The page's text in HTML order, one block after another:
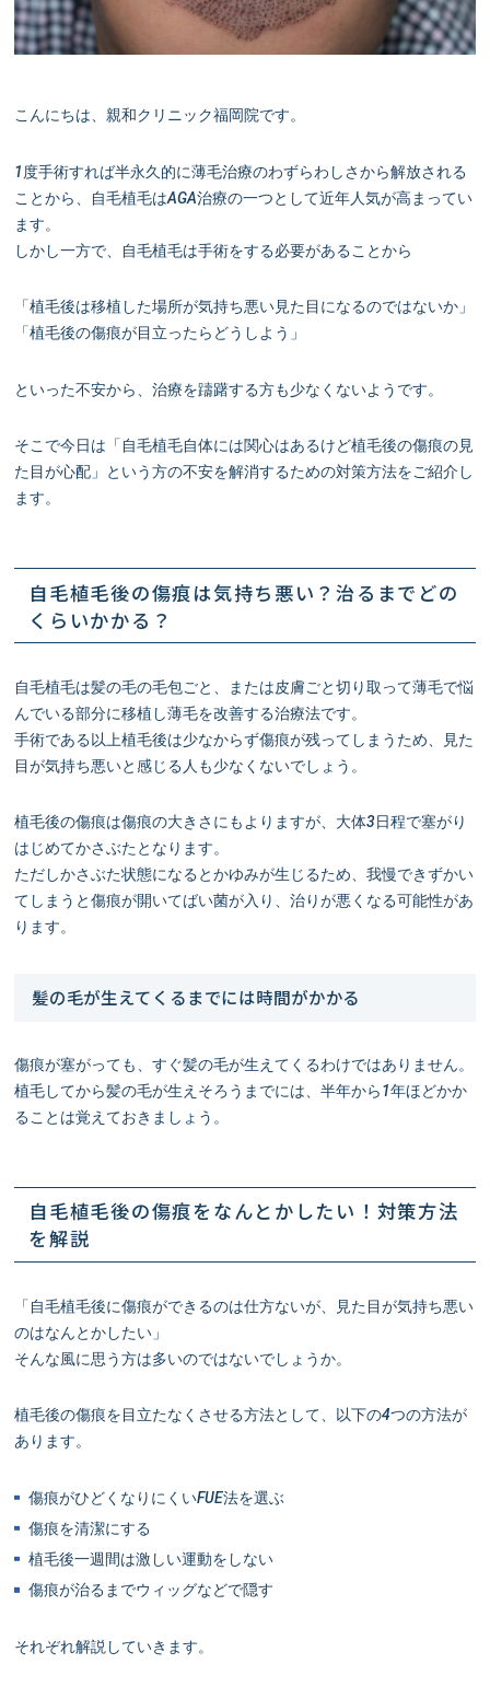
こんにちは、親和クリニック福岡院です。
1度手術すれば半永久的に薄毛治療のわずらわしさから解放される
ことから、自毛植毛はAGA治療の一つとして近年人気が高まってい
ます。
しかし一方で、自毛植毛は手術をする必要があることから
「植毛後は移植した場所が気持ち悪い見た目になるのではないか」
「植毛後の傷痕が目立ったらどうしよう」
といった不安から、治療を躊躇する方も少なくないようです。
そこで今日は「自毛植毛自体には関心はあるけど植毛後の傷痕の見
た目が心配」という方の不安を解消するための対策方法をご紹介し
ます。
自毛植毛後の傷痕は気持ち悪い？治るまでどの
くらいかかる？
自毛植毛は髪の毛の毛包ごと、または皮膚ごと切り取って薄毛で悩
んでいる部分に移植し薄毛を改善する治療法です。
手術である以上植毛後は少なからず傷痕が残ってしまうため、見た
目が気持ち悪いと感じる人も少なくないでしょう。
植毛後の傷痕は傷痕の大きさにもよりますが、大体3日程で塞がり
はじめてかさぶたとなります。
ただしかさぶた状態になるとかゆみが生じるため、我慢できずかい
てしまうと傷痕が開いてばい菌が入り、治りが悪くなる可能性があ
ります。
髪の毛が生えてくるまでには時間がかかる
傷痕が塞がっても、すぐ髪の毛が生えてくるわけではありません。
植毛してから髪の毛が生えそろうまでには、半年から1年ほどかか
ることは覚えておきましょう。
自毛植毛後の傷痕をなんとかしたい！対策方法
を解説
「自毛植毛後に傷痕ができるのは仕方ないが、見た目が気持ち悪い
のはなんとかしたい」
そんな風に思う方は多いのではないでしょうか。
植毛後の傷痕を目立たなくさせる方法として、以下の4つの方法が
あります。
傷痕がひどくなりにくいFUE法を選ぶ
傷痕を清潔にする
植毛後一週間は激しい運動をしない
傷痕が治るまでウィッグなどで隠す
それぞれ解説していきます。